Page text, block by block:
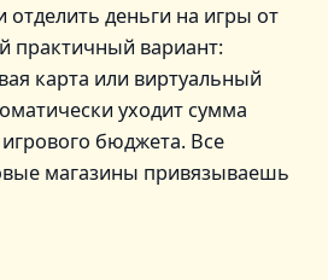
деньги на игры от
практичный вариант:
карта или виртуальный
уходит сумма
бюджета. Все
магазины привязываешь